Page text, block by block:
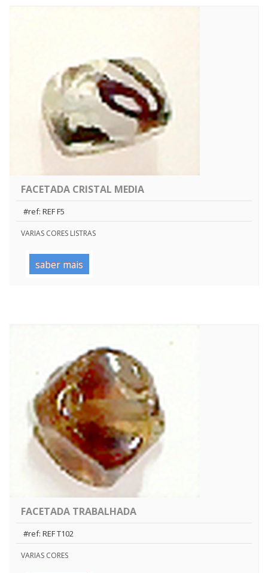
FACETADA CRISTAL MEDIA
#ref: REF F5
VARIAS CORES LISTRAS
saber mais
FACETADA TRABALHADA
#ref: REF T102
VARIAS CORES